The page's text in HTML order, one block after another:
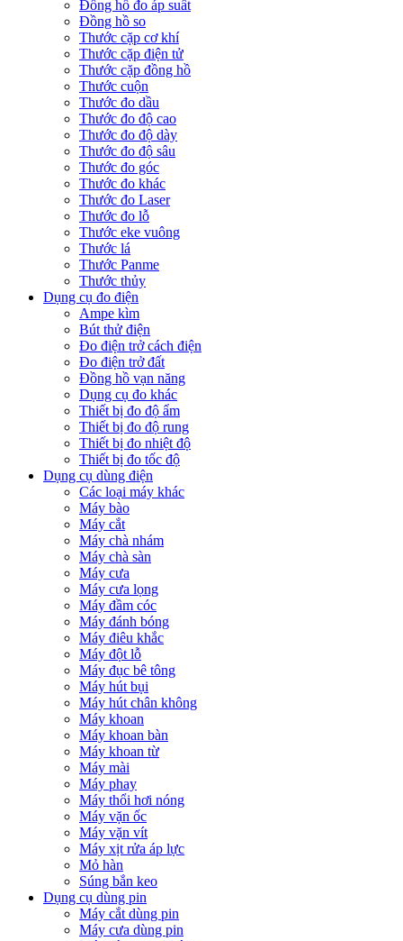
Đồng hồ đo áp suất
Đồng hồ so
Thước cặp cơ khí
Thước cặp điện tử
Thước cặp đồng hồ
Thước cuộn
Thước đo dầu
Thước đo độ cao
Thước đo độ dày
Thước đo độ sâu
Thước đo góc
Thước đo khác
Thước đo Laser
Thước đo lỗ
Thước eke vuông
Thước lá
Thước Panme
Thước thủy
Dụng cụ đo điện
Ampe kìm
Bút thử điện
Đo điện trở cách điện
Đo điện trở đất
Đồng hồ vạn năng
Dụng cụ đo khác
Thiết bị đo độ ẩm
Thiết bị đo độ rung
Thiết bị đo nhiệt độ
Thiết bị đo tốc độ
Dụng cụ dùng điện
Các loại máy khác
Máy bào
Máy cắt
Máy chà nhám
Máy chà sàn
Máy cưa
Máy cưa lọng
Máy đầm cóc
Máy đánh bóng
Máy điêu khắc
Máy đột lỗ
Máy đục bê tông
Máy hút bụi
Máy hút chân không
Máy khoan
Máy khoan bàn
Máy khoan từ
Máy mài
Máy phay
Máy thổi hơi nóng
Máy vặn ốc
Máy vặn vít
Máy xịt rửa áp lực
Mỏ hàn
Súng bắn keo
Dụng cụ dùng pin
Máy cắt dùng pin
Máy cưa dùng pin